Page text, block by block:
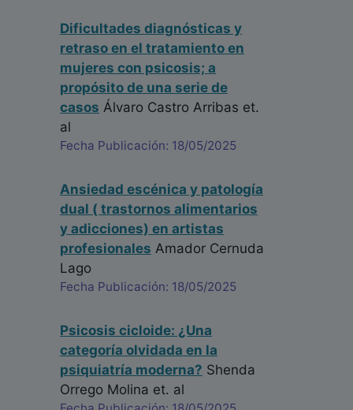
Dificultades diagnósticas y
retraso en el tratamiento en
mujeres con psicosis; a
propósito de una serie de
casos Álvaro Castro Arribas et.
al
Fecha Publicación: 18/05/2025
Ansiedad escénica y patología
dual ( trastornos alimentarios
y adicciones) en artistas
profesionales Amador Cernuda
Lago
Fecha Publicación: 18/05/2025
Psicosis cicloide: ¿Una
categoría olvidada en la
psiquiatría moderna? Shenda
Orrego Molina et. al